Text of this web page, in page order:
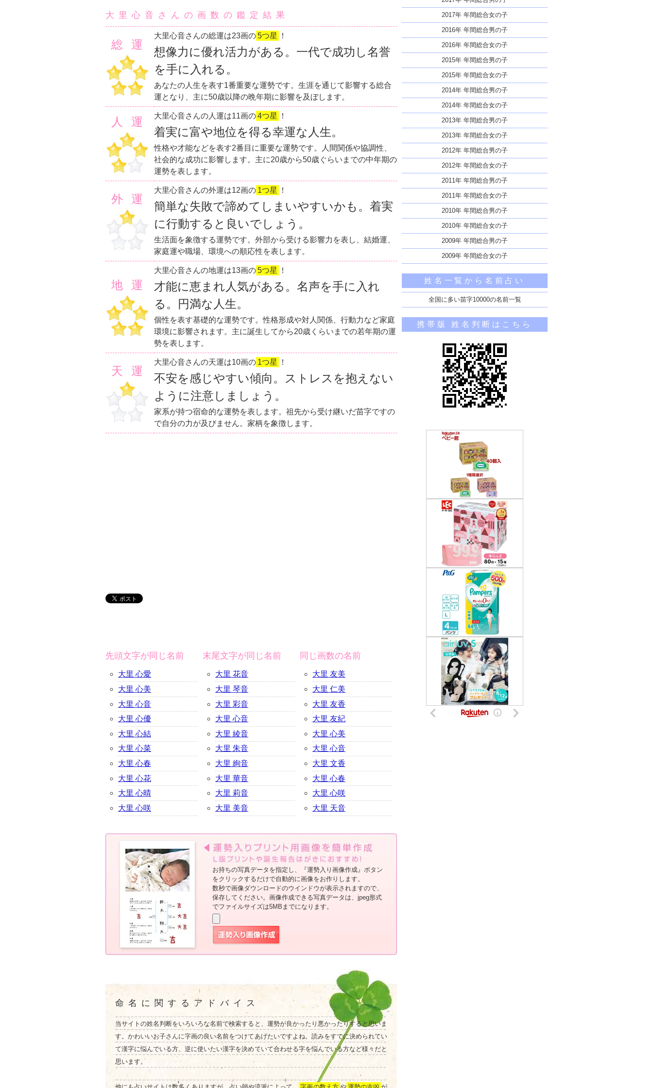
大里心音さんの画数の鑑定結果
総運
大里心音さんの総運は23画の5つ星 ！
想像力に優れ活力がある。一代で成功し名誉
を手に入れる。
あなたの人生を表す1番重要な運勢です。生涯を通じて影響する総合
運となり、主に50歳以降の晩年期に影響を及ぼします。
人運 大里心音さんの人運は11画の4つ星 ！
着実に富や地位を得る幸運な人生。
性格や才能などを表す2番目に重要な運勢です。人間関係や協調性、
社会的な成功に影響します。主に20歳から50歳ぐらいまでの中年期の
運勢を表します。
外運
大里心音さんの外運は12画の 1つ星 ！
簡単な失敗で諦めてしまいやすいかも。着実
に行動すると良いでしょう。
生活面を象徴する運勢です。外部から受ける影響力を表し、結婚運、
家庭運や職場、環境への順応性を表します。
地運
大里心音さんの地運は13画の5つ星 ！
才能に恵まれ人気がある。名声を手に入れ
る。円満な人生。
個性を表す基礎的な運勢です。性格形成や対人関係、行動力など家庭
環境に影響されます。主に誕生してから20歳くらいまでの若年期の運
勢を表します。
天運
大里心音さんの天運は10画の 1つ星 ！
不安を感じやすい傾向。ストレスを抱えない
ように注意しましょう。
家系が持つ宿命的な運勢を表します。祖先から受け継いだ苗字ですの
で自分の力が及びません。家柄を象徴します。
先頭文字が同じ名前
大里 心愛
大里 心美
大里 心音
大里 心優
大里 心結
大里 心菜
大里 心春
大里 心花
大里 心晴
大里 心咲
末尾文字が同じ名前
大里 花音
大里 琴音
大里 彩音
大里 心音
大里 綾音
大里 朱音
大里 絢音
大里 華音
大里 莉音
大里 美音
同じ画数の名前
大里 友美
大里 仁美
大里 友香
大里 友紀
大里 心美
大里 心音
大里 文香
大里 心春
大里 心咲
大里 天音
お持ちの写真データを指定し、『運勢入り画像作成』ボタン
をクリックするだけで自動的に画像をお作りします。
数秒で画像ダウンロードのウインドウが表示されますので、
保存してください。画像作成できる写真データは、jpeg形式
でファイルサイズは5MBまでになります。
命名に関するアドバイス
当サイトの姓名判断をいろいろな名前で検索すると、運勢が良かったり悪かったりすると思いま
す。かわいいお子さんに字画の良い名前をつけてあげたいですよね。読みをすでに決められてい
て漢字に悩んでいる方、逆に使いたい漢字を決めていて合わせる字を悩んでいる方など様々だと
思います。
2017年 年間総合女の子
2016年 年間総合男の子
2016年 年間総合女の子
2015年 年間総合男の子
2015年 年間総合女の子
2014年 年間総合男の子
2014年 年間総合女の子
2013年 年間総合男の子
2013年 年間総合女の子
2012年 年間総合男の子
2012年 年間総合女の子
2011年 年間総合男の子
2011年 年間総合女の子
2010年 年間総合男の子
2010年 年間総合女の子
2009年 年間総合男の子
2009年 年間総合女の子
姓名一覧から名前占い
全国に多い苗字10000の名前一覧
携帯版 姓名判断はこちら